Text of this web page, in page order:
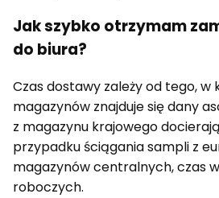
Jak szybko otrzymam
do biura?
Czas dostawy zależy od tego,
magazynów znajduje się dany
z magazynu krajowego
przypadku ściągania sampli z
magazynów centralnych, czas
roboczych.